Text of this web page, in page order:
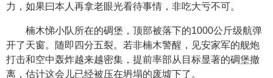
力，如果曰本人再拿老眼光看待事情，非吃大亏不可。
楠木悌小队所在的碉堡，顶部被落下的1000公斤级航弹
开了天窗。随即四分五裂。若非楠木警醒，见安家军的舰炮
打击和空中轰炸越来越密集，提前率部从目标显著的碉堡撤
离，估计这会儿已经被压在坍塌的废墟下了。